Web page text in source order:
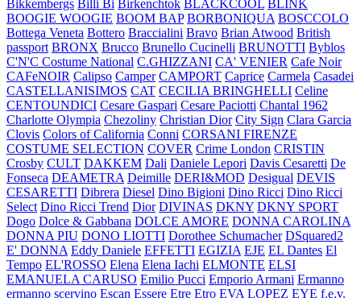
Bikkembergs Billi Bi Birkenchtok BLACKCOOL BLINK
BOOGIE WOOGIE BOOM BAP BORBONIQUA BOSCCOLO
Bottega Veneta Bottero Braccialini Bravo Brian Atwood British
passport BRONX Brucco Brunello Cucinelli BRUNOTTI Byblos
C'N'C Costume National C.GHIZZANI CA' VENIER Cafe Noir
CAFeNOIR Calipso Camper CAMPORT Caprice Carmela Casadei
CASTELLANISIMOS CAT CECILIA BRINGHELLI Celine
CENTOUNDICI Cesare Gaspari Cesare Paciotti Chantal 1962
Charlotte Olympia Chezoliny Christian Dior City Sign Clara Garcia
Clovis Colors of California Conni CORSANI FIRENZE
COSTUME SELECTION COVER Crime London CRISTIN
Crosby CULT DAKKEM Dali Daniele Lepori Davis Cesaretti De
Fonseca DEAMETRA Deimille DERI&MOD Desigual DEVIS
CESARETTI Dibrera Diesel Dino Bigioni Dino Ricci Dino Ricci
Select Dino Ricci Trend Dior DIVINAS DKNY DKNY SPORT
Dogo Dolce & Gabbana DOLCE AMORE DONNA CAROLINA
DONNA PIU DONO LIOTTI Dorothee Schumacher DSquared2
E' DONNA Eddy Daniele EFFETTI EGIZIA EJE EL Dantes El
Tempo EL'ROSSO Elena Elena Iachi ELMONTE ELSI
EMANUELA CARUSO Emilio Pucci Emporio Armani Ermanno
ermanno scervino Escan Essere Etre Etro EVA LOPEZ EYE f.e.v.